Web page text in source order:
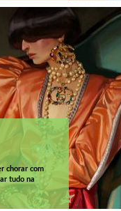
chorar com
tudo na